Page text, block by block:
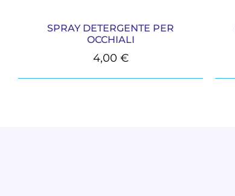
SPRAY DETERGENTE PER
OCCHIALI
4,00 €